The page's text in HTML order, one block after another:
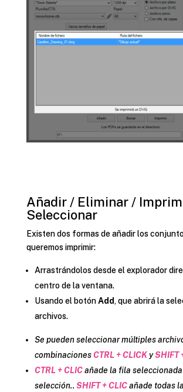
Añadir / Eliminar /
Seleccionar
Existen dos formas de añadir los
queremos imprimir:
Arrastrándolos desde el explorador
centro de la ventana.
Usando el botónAdd, que abrirá la
archivos.
Se pueden seleccionar múltiples
combinacionesCTRL + CLICK ySHIFT
CTRL + CLICañade la fila seleccionada
selección..SHIFT + CLIC añade todas